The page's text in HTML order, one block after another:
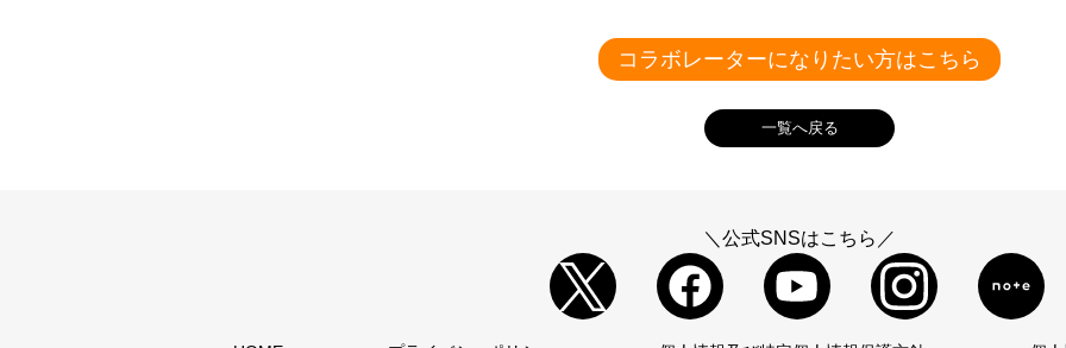
コラボレーターになりたい方はこちら
一覧へ戻る
＼公式SNSはこちら／